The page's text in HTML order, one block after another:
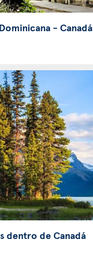
- Canadá
dentro de Canadá